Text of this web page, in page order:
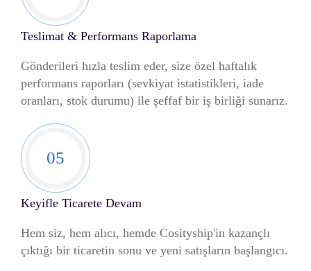
Teslimat & Performans Raporlama
Gönderileri hızla teslim eder, size özel haftalık
performans raporları (sevkiyat istatistikleri, iade
oranları, stok durumu) ile şeffaf bir iş birliği sunarız.
05
Keyifle Ticarete Devam
Hem siz, hem alıcı, hemde Cosityship'in kazançlı
çıktığı bir ticaretin sonu ve yeni satışların başlangıcı.